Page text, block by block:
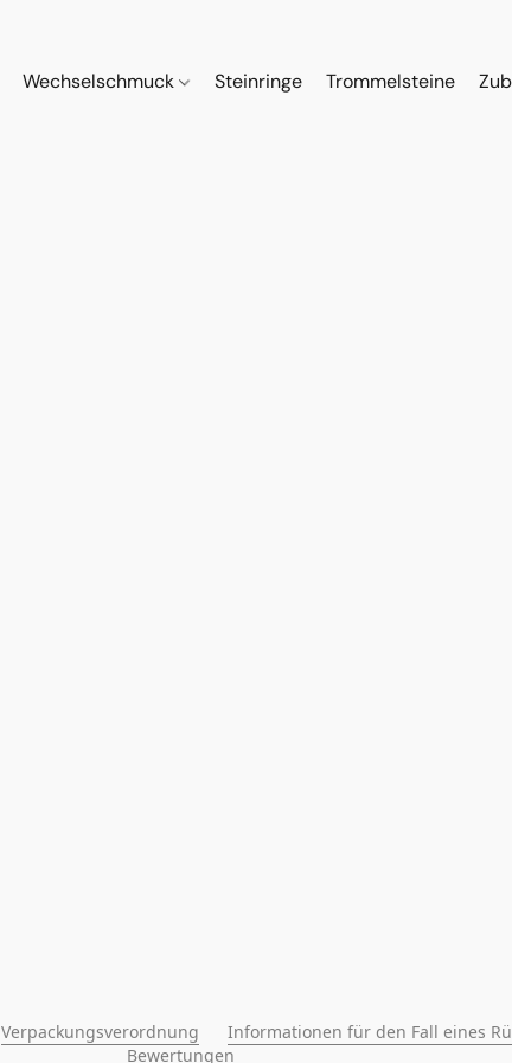
Wechselschmuck Steinringe Trommelsteine
Verpackungsverordnung Informationen für den Fall eines
Bewertungen